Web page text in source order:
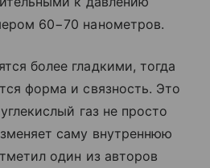
60−70 нанометров.
более гладкими, тогда
форма и связность. Это
газ не просто
саму внутреннюю
один из авторов